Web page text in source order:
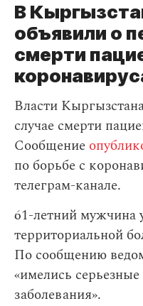
В
объявили о
смерти
Власти
случае смерти
Сообщение
по борьбе с
телеграм-канале.
61-летний мужчина
территориальной
По сообщению
«имелись
заболевания».